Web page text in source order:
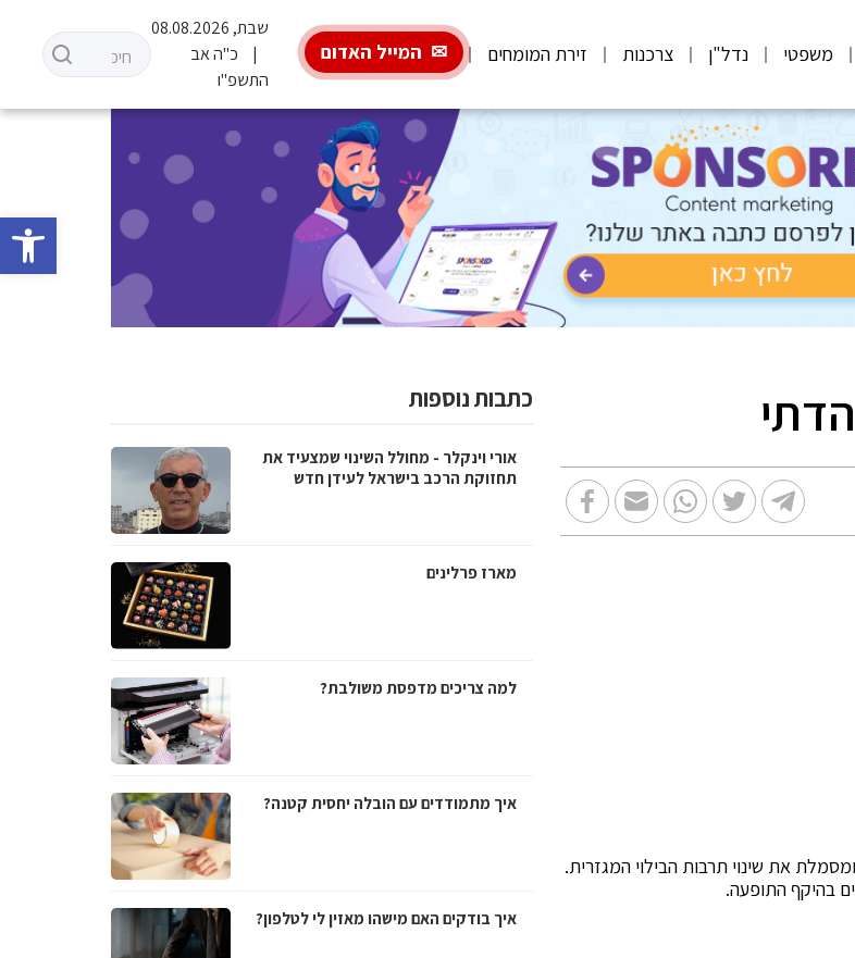
פתח
משפטי נדל"ן צרכנות זירת המומחים המייל האדום
שבת, 08.08.2026
כ"ה אב
התשפ"ו
את שינוי תרבות הבילוי המגזרית.
בהיקף התופעה.
כתבות נוספות
אורי וינקלר - מחולל השינוי שמצעיד את
תחזוקת הרכב בישראל לעידן חדש
מארז פרלינים
למה צריכים מדפסת משולבת?
איך מתמודדים עם הובלה יחסית קטנה?
איך בודקים האם מישהו מאזין לי לטלפון?